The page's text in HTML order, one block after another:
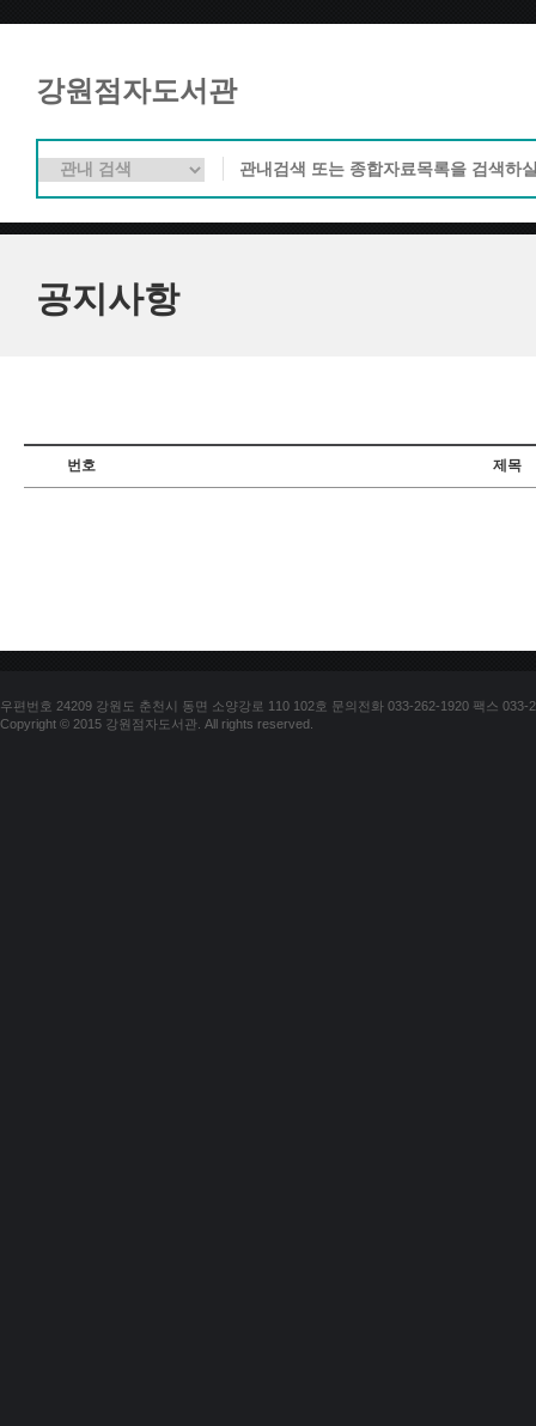
강원점자도서관
공지사항
번호 제목
우편번호 24209 강원도 춘천시 동면 소양강로 110 102호 문의전화 033-262-1920 팩스 033-
Copyright © 2015 강원점자도서관. All rights reserved.